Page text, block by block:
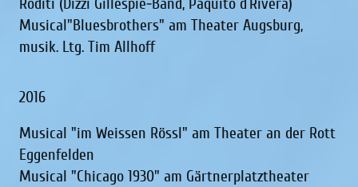
Musical"Bluesbrothers" am Theater Augsburg,
musik. Ltg. Tim Allhoff
2016
Musical "im Weissen Rössl" am Theater an der Rott
Eggenfelden
Musical "Chicago 1930" am Gärtnerplatztheater